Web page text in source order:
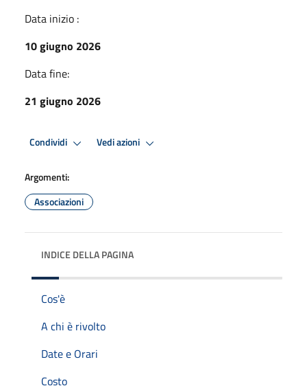
Data inizio :
10 giugno 2026
Data fine:
21 giugno 2026
Condividi Vedi azioni
Argomenti:
Associazioni
INDICE DELLA PAGINA
Cos'è
A chi è rivolto
Date e Orari
Costo